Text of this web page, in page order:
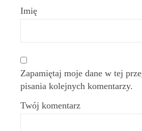
Imię
Zapamiętaj moje dane w tej
pisania kolejnych komentarzy.
Twój komentarz